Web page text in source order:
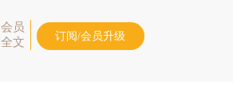
员
文
订阅/会员升级